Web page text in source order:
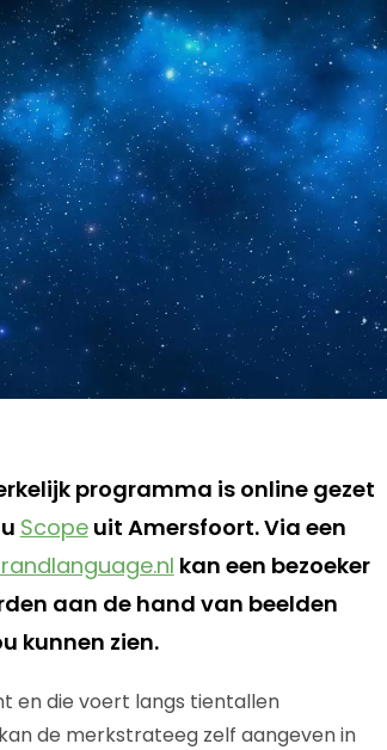
programma is online gezet
Scopeuit Amersfoort. Via een
kan een bezoeker
aan de hand van beelden
kunnen zien.
en die voert langs tientallen
de merkstrateeg zelf aangeven in